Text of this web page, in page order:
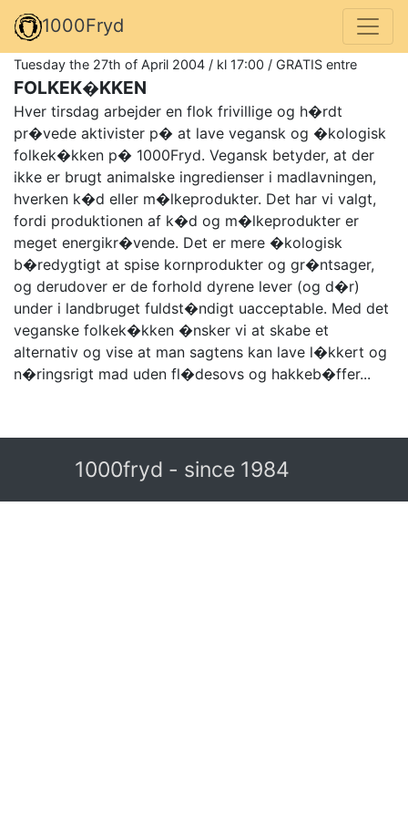
1000Fryd
Tuesday the 27th of April 2004 / kl 17:00 / GRATIS entre
FOLKEK�KKEN
Hver tirsdag arbejder en flok frivillige og h�rdt
pr�vede aktivister p� at lave vegansk og �kologisk
folkek�kken p� 1000Fryd. Vegansk betyder, at der
ikke er brugt animalske ingredienser i madlavningen,
hverken k�d eller m�lkeprodukter. Det har vi valgt,
fordi produktionen af k�d og m�lkeprodukter er
meget energikr�vende. Det er mere �kologisk
b�redygtigt at spise kornprodukter og gr�ntsager,
og derudover er de forhold dyrene lever (og d�r)
under i landbruget fuldst�ndigt uacceptable. Med det
veganske folkek�kken �nsker vi at skabe et
alternativ og vise at man sagtens kan lave l�kkert og
n�ringsrigt mad uden fl�desovs og hakkeb�ffer...
1000fryd - since 1984